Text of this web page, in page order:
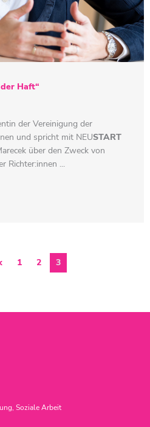
Haft“
der Vereinigung der
und spricht mit NEUSTART
über den Zweck von
Richter:innen ...
1 2 3
Soziale Arbeit